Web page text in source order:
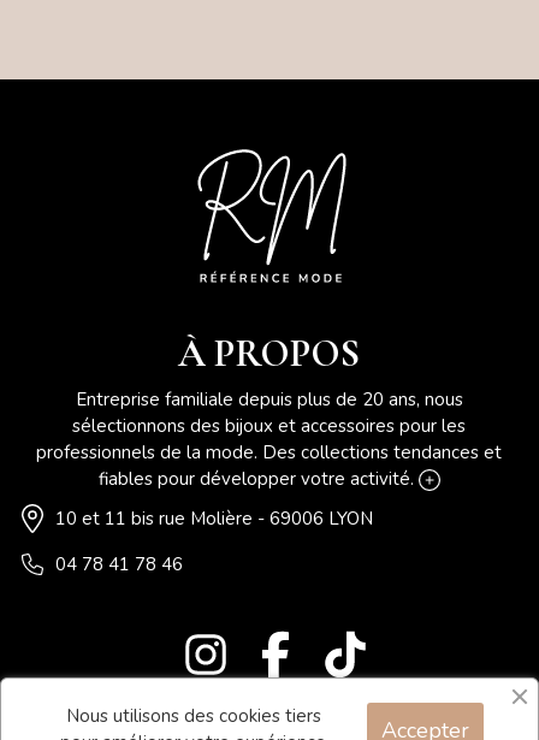
À PROPOS
Entreprise familiale depuis plus de 20 ans, nous
sélectionnons des bijoux et accessoires pour les
professionnels de la mode. Des collections tendances et
fiables pour développer votre activité.
10 et 11 bis rue Molière - 69006 LYON
04 78 41 78 46
Blog
Nous utilisons des cookies tiers
Accepter